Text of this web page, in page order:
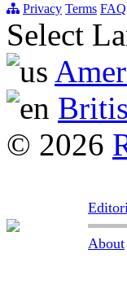
Privacy Terms FAQ
Select
© 2026
About